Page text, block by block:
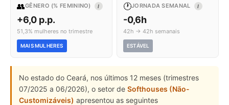
👥GÊNERO (% FEMININO) I
+6,0 p.p.
51,3% mulheres no trimestre
MAIS MULHERES
🕐JORNADA SEMANAL I
-0,6h
42h → 42h semanais
ESTÁVEL
No estado do Ceará, nos últimos 12 meses (trimestres
07/2025 a 06/2026), o setor de Softhouses (Não-
Customizáveis) apresentou as seguintes